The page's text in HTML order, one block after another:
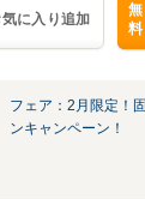
に入り追加
無
料
フェア：2月限定！
ンキャンペーン！